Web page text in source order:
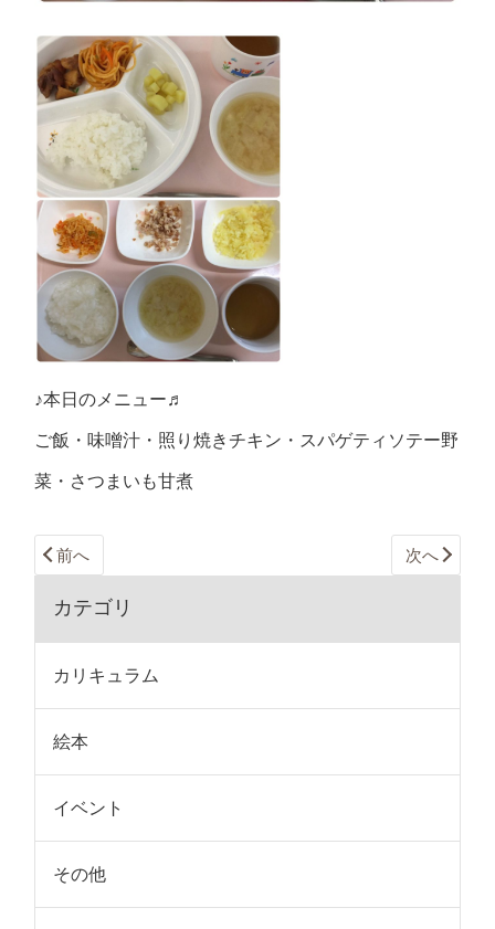
♪本日のメニュー♬
ご飯・味噌汁・照り焼きチキン・スパゲティソテー野
菜・さつまいも甘煮
前へ 次へ
カテゴリ
カリキュラム
絵本
イベント
その他